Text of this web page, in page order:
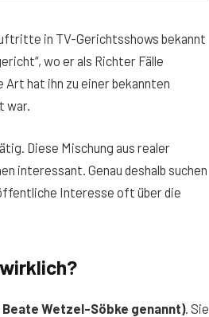
in TV-Gerichtsshows bekannt
wo er als Richter Fälle
hat ihn zu einer bekannten
war.
Diese Mischung aus realer
interessant. Genau deshalb suchen
Interesse oft über die
Wetzel-Söbke genannt). Sie